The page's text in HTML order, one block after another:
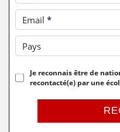
Email *
Pays
Je reconnais être de
recontacté(e) par une